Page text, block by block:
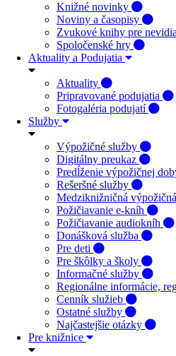
Knižné novinky
Noviny a časopisy
Zvukové knihy pre
Spoločenské hry
Aktuality a Podujatia
Aktuality
Pripravované podujatia
Fotogaléria podujatí
Služby
Výpožičné služby
Digitálny preukaz
Predĺženie výpožičnej
Rešeršné služby
Medziknižničná
Požičiavanie e-kníh
Požičiavanie audiokníh
Donášková služba
Pre deti
Pre škôlky a školy
Informačné služby
Regionálne informácie,
Cenník služieb
Ostatné služby
Najčastejšie otázky
Pre knižnice